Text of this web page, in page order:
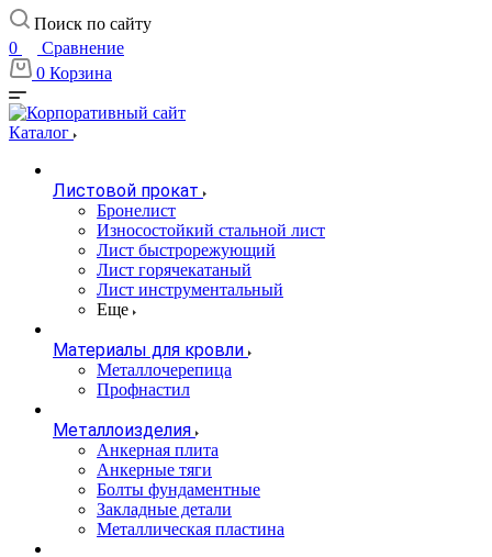
Поиск по сайту
0
Сравнение
0 Корзина
Каталог
Листовой прокат
Бронелист
Износостойкий стальной лист
Лист быстрорежующий
Лист горячекатаный
Лист инструментальный
Еще
Материалы для кровли
Металлочерепица
Профнастил
Металлоизделия
Анкерная плита
Анкерные тяги
Болты фундаментные
Закладные детали
Металлическая пластина